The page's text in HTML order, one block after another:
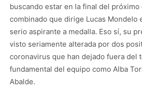
buscando estar en la final del próximo
combinado que dirige Lucas Mondelo
serio aspirante a medalla. Eso sí, su
visto seriamente alterada por dos
coronavirus que han dejado fuera del
fundamental del equipo como Alba
Abalde.